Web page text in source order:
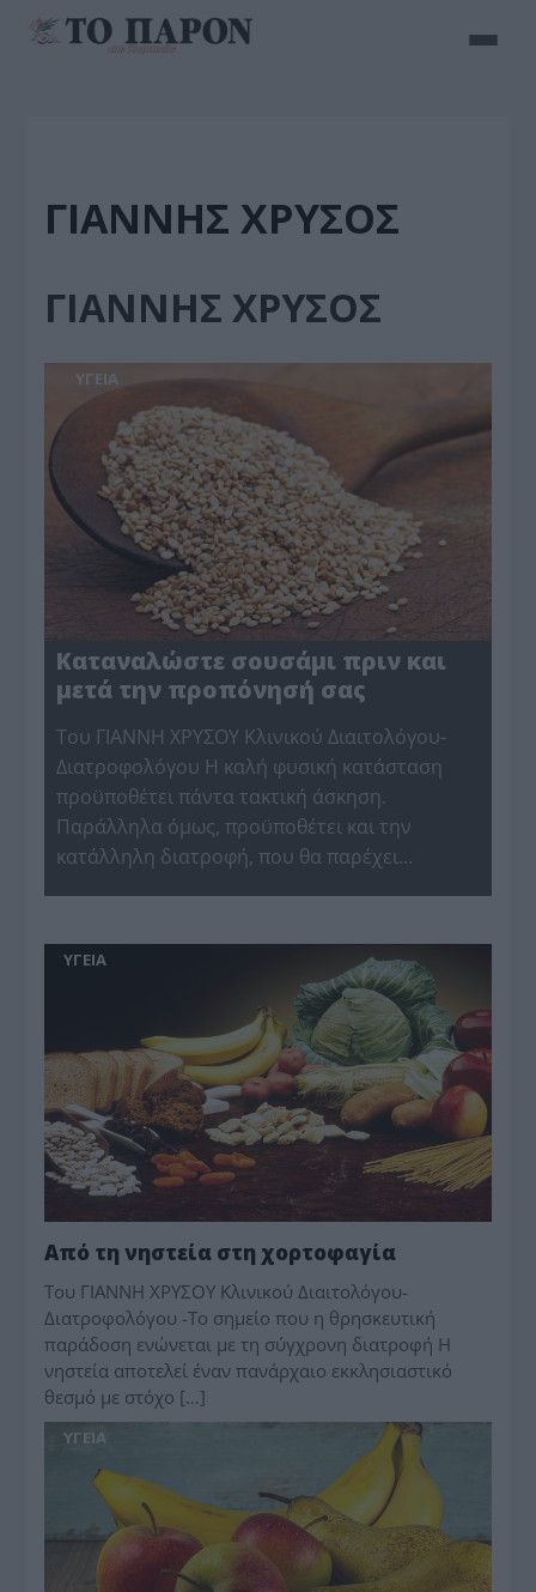
ΓΙΑΝΝΗΣ ΧΡΥΣΟΣ
ΓΙΑΝΝΗΣ ΧΡΥΣΟΣ
ΥΓΕΙΑ
Καταναλώστε σουσάμι πριν και
μετά την προπόνησή σας
Του ΓΙΑΝΝΗ ΧΡΥΣΟΥ Κλινικού Διαιτολόγου-
Διατροφολόγου Η καλή φυσική κατάσταση
προϋποθέτει πάντα τακτική άσκηση.
Παράλληλα όμως, προϋποθέτει και την
κατάλληλη διατροφή, που θα παρέχει…
ΥΓΕΙΑ
Από τη νηστεία στη χορτοφαγία
Του ΓΙΑΝΝΗ ΧΡΥΣΟΥ Κλινικού Διαιτολόγου-
Διατροφολόγου -Το σημείο που η θρησκευτική
παράδοση ενώνεται με τη σύγχρονη διατροφή H
νηστεία αποτελεί έναν πανάρχαιο εκκλησιαστικό
θεσμό με στόχο […]
ΥΓΕΙΑ